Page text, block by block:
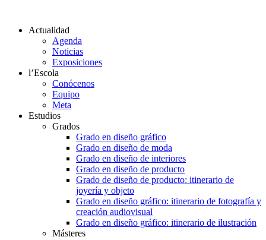
Actualidad
Agenda
Noticias
Exposiciones
l’Escola
Conócenos
Equipo
Meta
Estudios
Grados
Grado en diseño gráfico
Grado en diseño de moda
Grado en diseño de interiores
Grado en diseño de producto
Grado de diseño de producto: itinerario de
joyería y objeto
Grado en diseño gráfico: itinerario de fotografía y
creación audiovisual
Grado en diseño gráfico: itinerario de ilustración
Másteres